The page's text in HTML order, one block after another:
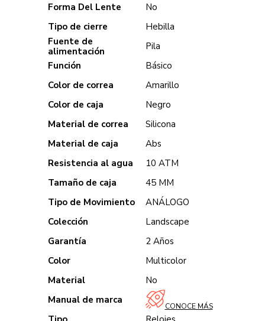
Forma Del Lente
No
Tipo de cierre
Hebilla
Fuente de
alimentación
Pila
Función
Básico
Color de correa
Amarillo
Color de caja
Negro
Material de correa
Silicona
Material de caja
Abs
Resistencia al agua
10 ATM
Tamaño de caja
45 MM
Tipo de Movimiento
ANÁLOGO
Colección
Landscape
Garantía
2 Años
Color
Multicolor
Material
No
Manual de marca
CONOCE MÁS